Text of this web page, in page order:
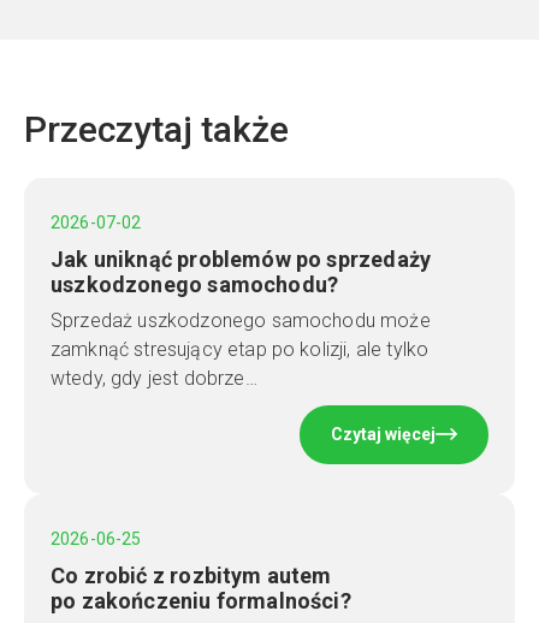
Przeczytaj także
2026-07-02
Jak uniknąć problemów po sprzedaży
uszkodzonego samochodu?
Sprzedaż uszkodzonego samochodu może
zamknąć stresujący etap po kolizji, ale tylko
wtedy, gdy jest dobrze…
Czytaj więcej
2026-06-25
Co zrobić z rozbitym autem
po zakończeniu formalności?